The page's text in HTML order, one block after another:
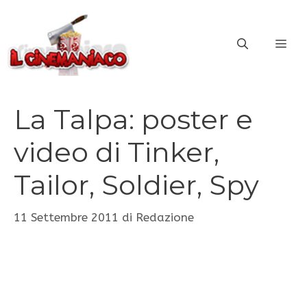
contenuto
La Talpa: poster e
video di Tinker,
Tailor, Soldier, Spy
11 Settembre 2011 di Redazione